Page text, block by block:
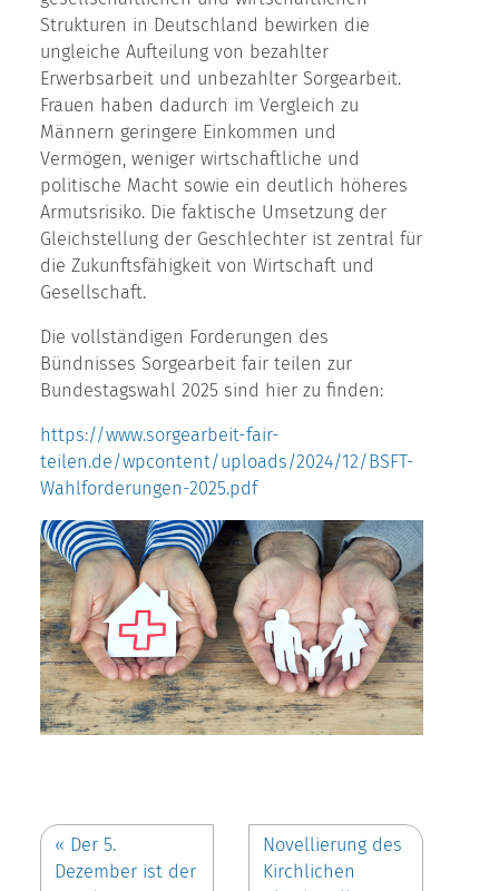
Strukturen in Deutschland bewirken die
ungleiche Aufteilung von bezahlter
Erwerbsarbeit und unbezahlter Sorgearbeit.
Frauen haben dadurch im Vergleich zu
Männern geringere Einkommen und
Vermögen, weniger wirtschaftliche und
politische Macht sowie ein deutlich höheres
Armutsrisiko. Die faktische Umsetzung der
Gleichstellung der Geschlechter ist zentral für
die Zukunftsfähigkeit von Wirtschaft und
Gesellschaft.
Die vollständigen Forderungen des
Bündnisses Sorgearbeit fair teilen zur
Bundestagswahl 2025 sind hier zu finden:
https://www.sorgearbeit-fair-
teilen.de/wpcontent/uploads/2024/12/BSFT-
Wahlforderungen-2025.pdf
« Der 5.
Dezember ist der
Novellierung des
Kirchlichen